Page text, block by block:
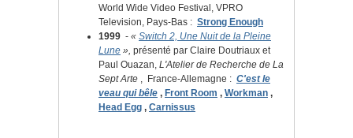
World Wide Video Festival, VPRO
Television, Pays-Bas : Strong Enough
1999 - « Switch 2, Une Nuit de la Pleine
Lune », présenté par Claire Doutriaux et
Paul Ouazan, L'Atelier de Recherche de La
Sept Arte , France-Allemagne : C'est le
veau qui bêle , Front Room , Workman ,
Head Egg , Carnissus